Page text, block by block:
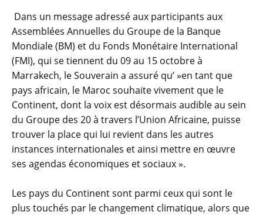
Dans un message adressé aux participants aux
Assemblées Annuelles du Groupe de la Banque
Mondiale (BM) et du Fonds Monétaire International
(FMI), qui se tiennent du 09 au 15 octobre à
Marrakech, le Souverain a assuré qu’ »en tant que
pays africain, le Maroc souhaite vivement que le
Continent, dont la voix est désormais audible au sein
du Groupe des 20 à travers l’Union Africaine, puisse
trouver la place qui lui revient dans les autres
instances internationales et ainsi mettre en œuvre
ses agendas économiques et sociaux ».
Les pays du Continent sont parmi ceux qui sont le
plus touchés par le changement climatique, alors que